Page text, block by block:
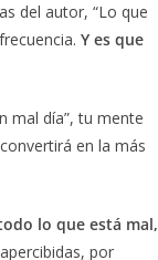
del autor, “Lo que
Y es que
mal día”, tu mente
en la más
lo que está mal,
por